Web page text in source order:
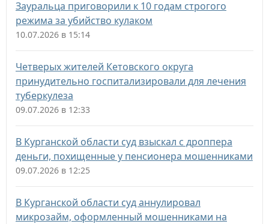
Зауральца приговорили к 10 годам строгого
режима за убийство кулаком
10.07.2026 в 15:14
Четверых жителей Кетовского округа
принудительно госпитализировали для лечения
туберкулеза
09.07.2026 в 12:33
В Курганской области суд взыскал с дроппера
деньги, похищенные у пенсионера мошенниками
09.07.2026 в 12:25
В Курганской области суд аннулировал
микрозайм, оформленный мошенниками на